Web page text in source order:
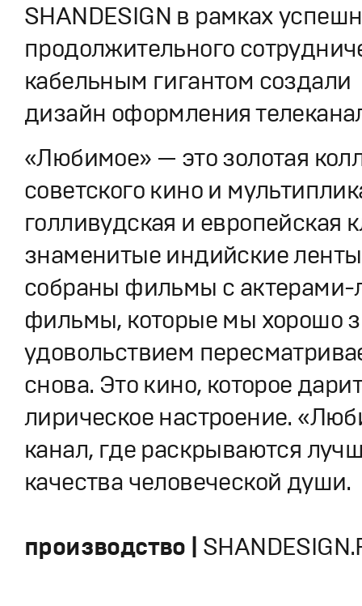
SHANDESIGN в рамках
продолжительного
кабельным гигантом создали
дизайн оформления
«Любимое» — это золотая
советского кино и
голливудская и европейская
знаменитые индийские
собраны фильмы с актерами-
фильмы, которые мы хорошо
удовольствием
снова. Это кино, которое дарит
лирическое настроение.
канал, где раскрываются
качества человеческой души.
производство |